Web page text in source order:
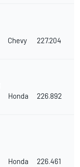
Chevy 227.204
Honda 226.892
Honda 226.461